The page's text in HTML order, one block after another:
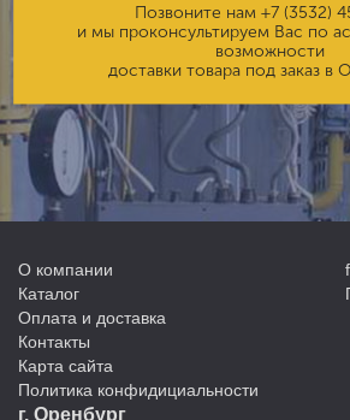
Позвоните нам +7 (3532)
и мы проконсультируем Вас по
возможности
доставки товара под заказ в
О компании
Каталог
Оплата и доставка
Контакты
Карта сайта
Политика конфидициальности
г. Оренбург